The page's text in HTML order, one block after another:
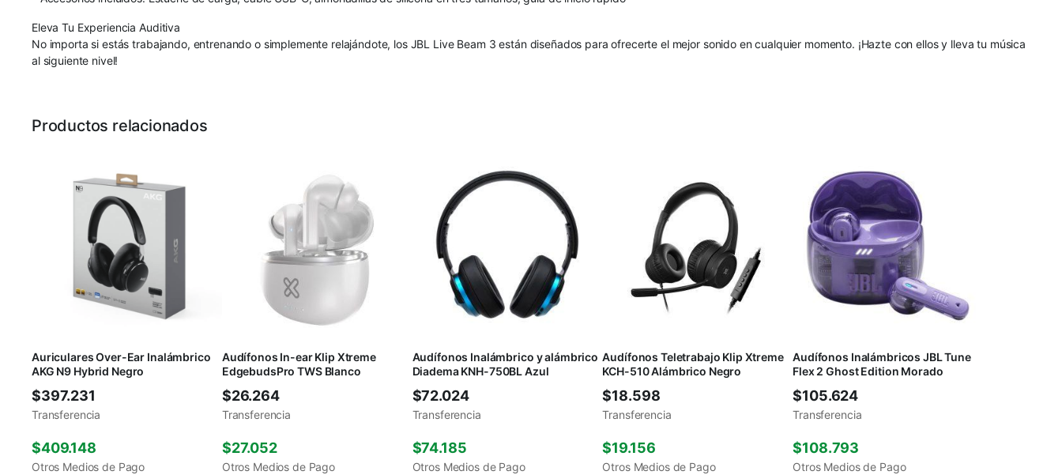
Eleva Tu Experiencia Auditiva
No importa si estás trabajando, entrenando o simplemente relajándote, los JBL Live Beam 3 están diseñados para ofrecerte el mejor sonido en cualquier momento. ¡Hazte con ellos y lleva tu música
al siguiente nivel!
Productos relacionados
Auriculares Over-Ear Inalámbrico
AKG N9 Hybrid Negro
$397.231
Transferencia
$409.148
Otros Medios de Pago
Audífonos In-ear Klip Xtreme
EdgebudsPro TWS Blanco
$26.264
Transferencia
$27.052
Otros Medios de Pago
Audífonos Inalámbrico y alámbrico
Diadema KNH-750BL Azul
$72.024
Transferencia
$74.185
Otros Medios de Pago
Audífonos Teletrabajo Klip Xtreme
KCH-510 Alámbrico Negro
$18.598
Transferencia
$19.156
Otros Medios de Pago
Audífonos Inalámbricos JBL Tune
Flex 2 Ghost Edition Morado
$105.624
Transferencia
$108.793
Otros Medios de Pago